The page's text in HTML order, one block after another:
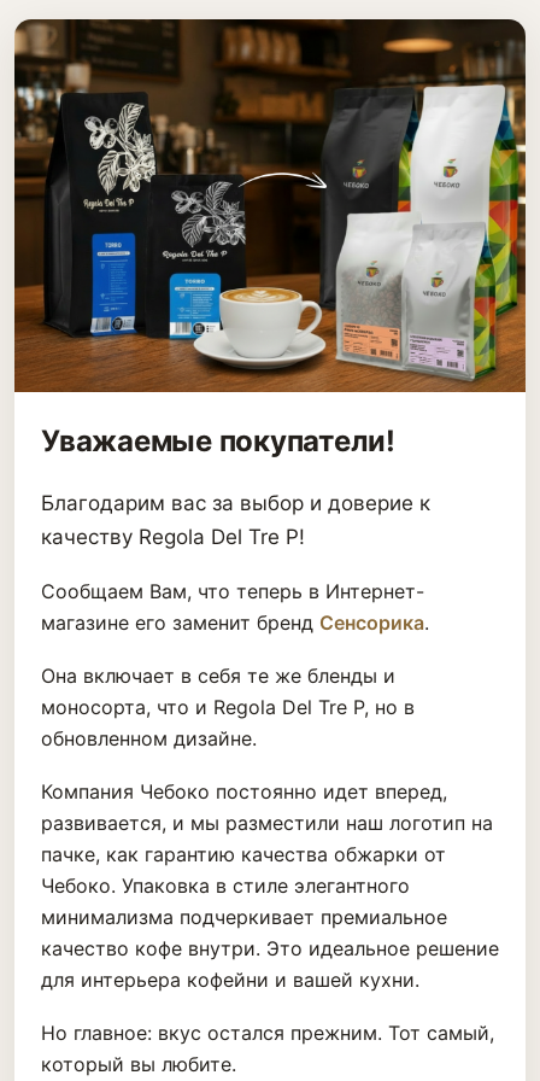
Уважаемые покупатели!
Благодарим вас за выбор и доверие к
качеству Regola Del Tre P!
Сообщаем Вам, что теперь в Интернет-
магазине его заменит бренд Сенсорика.
Она включает в себя те же бленды и
моносорта, что и Regola Del Tre P, но в
обновленном дизайне.
Компания Чебоко постоянно идет вперед,
развивается, и мы разместили наш логотип на
пачке, как гарантию качества обжарки от
Чебоко. Упаковка в стиле элегантного
минимализма подчеркивает премиальное
качество кофе внутри. Это идеальное решение
для интерьера кофейни и вашей кухни.
Но главное: вкус остался прежним. Тот самый,
который вы любите.